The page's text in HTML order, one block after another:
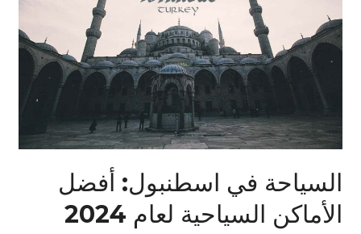
السياحة في اسطنبول: أفضل
الأماكن السياحية لعام 2024
الأماكن
السياحية
لعام